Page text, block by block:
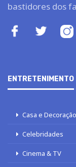
bastidores dos
ENTRETENIMENTO
Casa e Decoração
Celebridades
Cinema & TV